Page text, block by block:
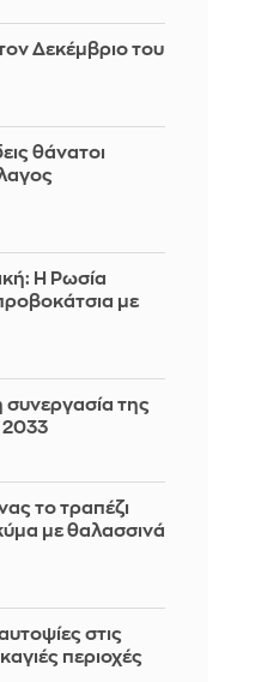
Δεκέμβριο του
θάνατοι
Η Ρωσία
με
συνεργασία της
2033
το τραπέζι
με θαλασσινά
στις
περιοχές